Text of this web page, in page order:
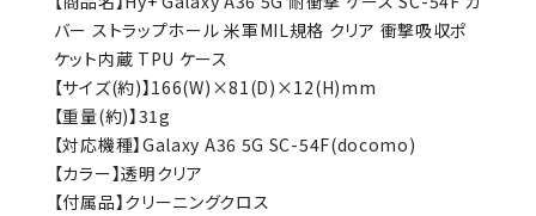
バー ストラップホール 米軍MIL規格 クリア 衝撃吸収ポ
ケット内蔵 TPU ケース
【サイズ(約)】166(W)×81(D)×12(H)mm
【重量(約)】31g
【対応機種】Galaxy A36 5G SC-54F(docomo)
【カラー】透明クリア
【付属品】クリーニングクロス